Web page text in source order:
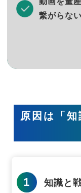
繋がらない
原因は「知
1 知識と